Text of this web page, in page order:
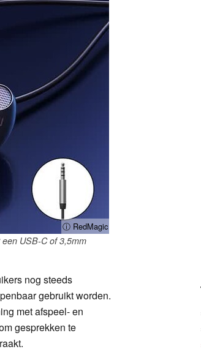
ⓘ RedMagic
USB-C of 3,5mm
nog steeds
gebruikt worden.
met afspeel- en
gesprekken te